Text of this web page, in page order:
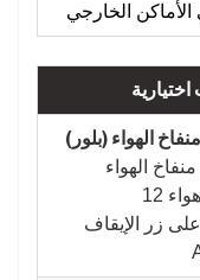
الأماكن الخارجي
الهواء
هواء
زر الإيقاف